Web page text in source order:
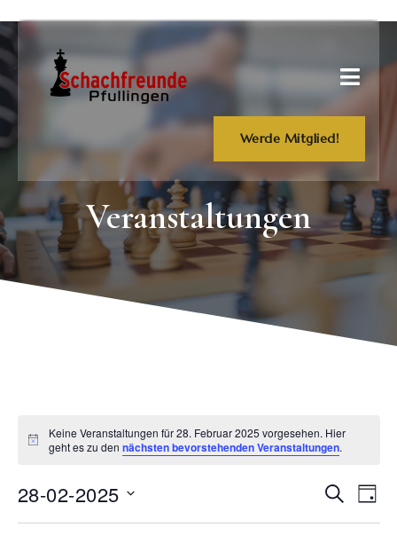
Werde Mitglied!
Veranstaltungen
Keine Veranstaltungen für 28. Februar 2025 vorgesehen. Hier
geht es zu dennächsten bevorstehenden Veranstaltungen.
SucheTag
28-02-2025